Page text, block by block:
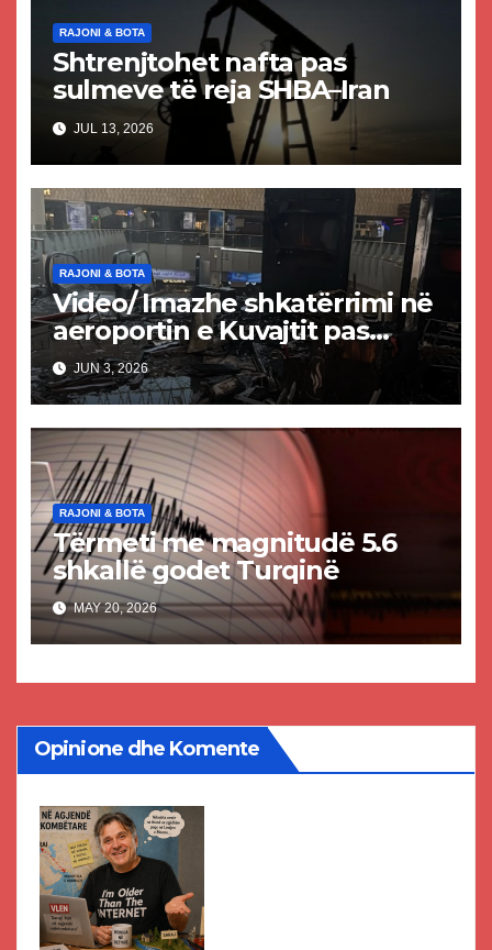
RAJONI & BOTA
Shtrenjtohet nafta pas
sulmeve të reja SHBA–Iran
JUL 13, 2026
RAJONI & BOTA
Video/ Imazhe shkatërrimi në
aeroportin e Kuvajtit pas
sulmit iranian, një i vdekur
dhe shumë të plagosur
JUN 3, 2026
RAJONI & BOTA
Tërmeti me magnitudë 5.6
shkallë godet Turqinë
MAY 20, 2026
Opinione dhe Komente